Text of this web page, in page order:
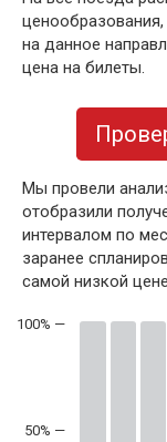
на данное
цена на билеты.
Мы провели
отобразили
интервалом по
заранее
самой низкой
50% —